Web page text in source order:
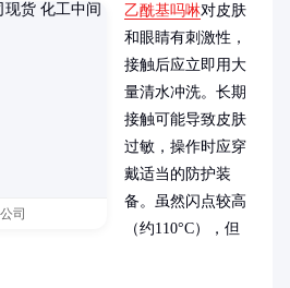
司
乙酰基吗啉对皮肤
和眼睛有刺激性，
接触后应立即用大
量清水冲洗。长期
接触可能导致皮肤
过敏，操作时应穿
戴适当的防护装
备。虽然闪点较高
（约110°C），但